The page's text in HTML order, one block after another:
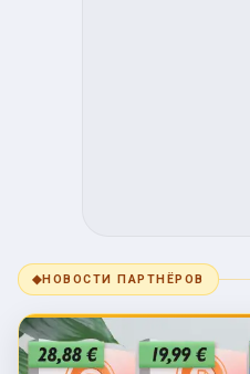
◆НОВОСТИ ПАРТНЁРОВ